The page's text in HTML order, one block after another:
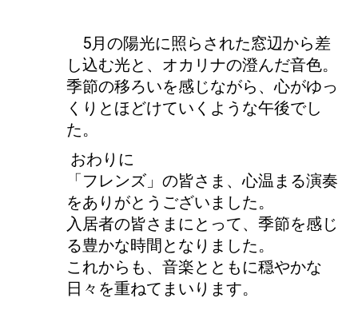
5月の陽光に照らされた窓辺から差
し込む光と、オカリナの澄んだ音色。
季節の移ろいを感じながら、心がゆっ
くりとほどけていくような午後でし
た。
おわりに
「フレンズ」の皆さま、心温まる演奏
をありがとうございました。
入居者の皆さまにとって、季節を感じ
る豊かな時間となりました。
これからも、音楽とともに穏やかな
日々を重ねてまいります。